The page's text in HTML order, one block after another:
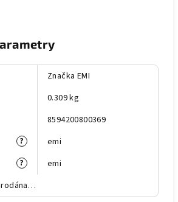
Značka EMI
0.309 kg
8594200800369
?
emi
?
emi